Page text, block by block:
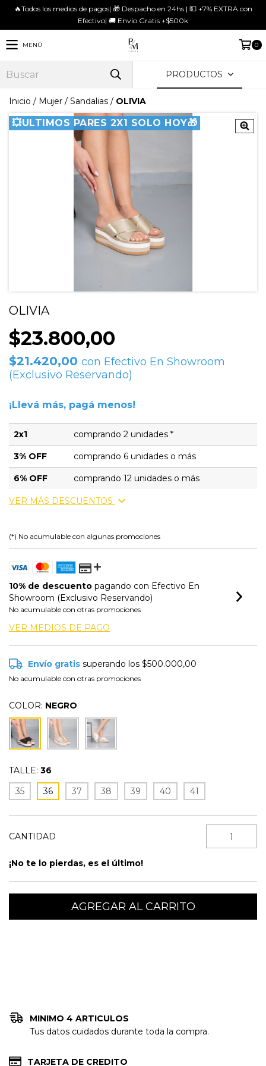
🔥Todos los medios de pagos| 🎁 Despacho en 24hs | 💵 +7% EXTRA con
Efectivo| 🚚 Envío Gratis +$500k
MENÚ 0
PRODUCTOS
Inicio / Mujer / Sandalias / OLIVIA
💥ULTIMOS PARES 2X1 SOLO HOY🎁
OLIVIA
$23.800,00
$21.420,00 con Efectivo En Showroom
(Exclusivo Reservando)
¡Llevá más, pagá menos!
2x1 comprando 2 unidades *
3% OFF comprando 6 unidades o más
6% OFF comprando 12 unidades o más
VER MÁS DESCUENTOS
(*) No acumulable con algunas promociones
10% de descuento pagando con Efectivo En
Showroom (Exclusivo Reservando)
No acumulable con otras promociones
VER MEDIOS DE PAGO
Envío gratis superando los$500.000,00
No acumulable con otras promociones
COLOR: NEGRO
TALLE: 36
35
36 37 38 39 40 41
CANTIDAD
¡No te lo pierdas, es el último!
MINIMO 4 ARTICULOS
Tus datos cuidados durante toda la compra.
TARJETA DE CREDITO